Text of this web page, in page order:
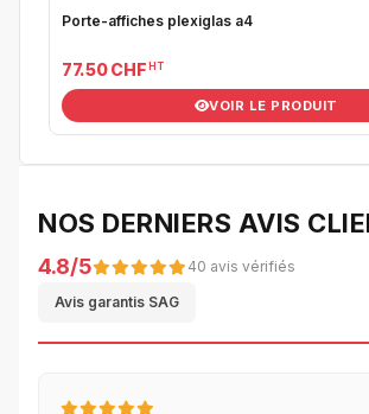
Porte-affiches plexiglas a4
77.50 CHF HT
VOIR LE PRODUIT
NOS DERNIERS AVIS
4.8/5 40 avis vérifiés
Avis garantis SAG